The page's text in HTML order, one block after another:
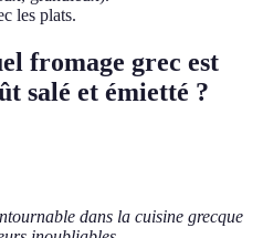
les plats.
fromage grec est
salé et émietté ?
dans la cuisine grecque